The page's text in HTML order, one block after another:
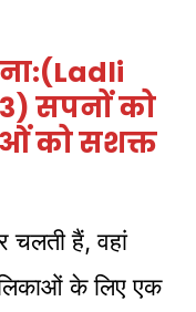
सपनों को
को सशक्त
चलती हैं, वहां
के लिए एक